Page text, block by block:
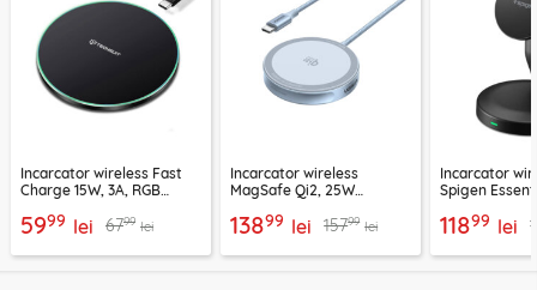
Incarcator wireless Fast
Charge 15W, 3A, RGB
CHWR031
5999 lei 6799 lei
Incarcator wireless
MagSafe Qi2, 25W
13899 lei 15799 lei
Incarcator
Spigen
11899 lei